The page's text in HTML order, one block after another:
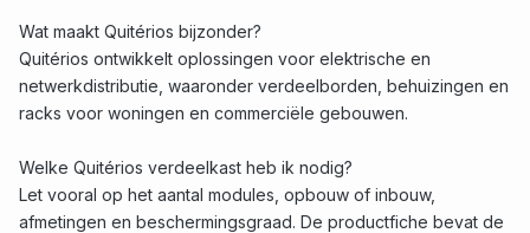
Wat maakt Quitérios bijzonder?
Quitérios ontwikkelt oplossingen voor elektrische en
netwerkdistributie, waaronder verdeelborden, behuizingen en
racks voor woningen en commerciële gebouwen.
Welke Quitérios verdeelkast heb ik nodig?
Let vooral op het aantal modules, opbouw of inbouw,
afmetingen en beschermingsgraad. De productfiche bevat de